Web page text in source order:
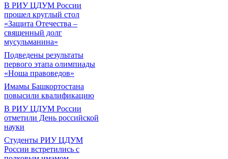
В РИУ ЦДУМ России
прошел круглый стол
«Защита Отечества –
священный долг
мусульманина»
Подведены результаты
первого этапа олимпиады
«Ноша правоведов»
Имамы Башкортостана
повысили квалификацию
В РИУ ЦДУМ России
отметили День российской
науки
Студенты РИУ ЦДУМ
России встретились с